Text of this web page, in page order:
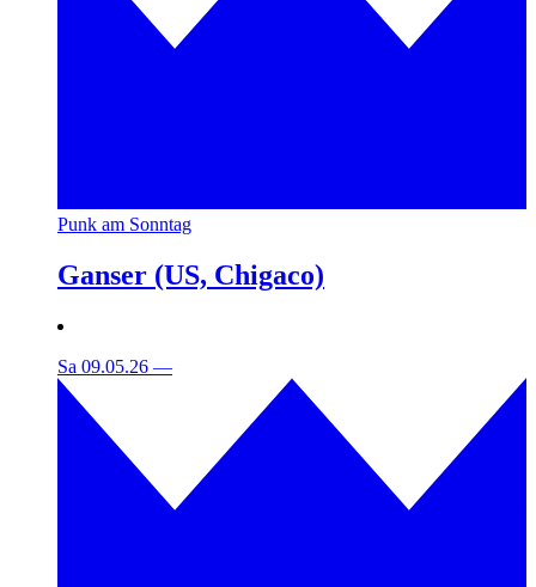
Punk am Sonntag
Ganser (US, Chigaco)
Sa 09.05.26 —